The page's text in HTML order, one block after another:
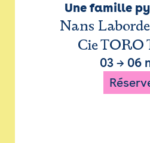
Une famille
Nans
Cie TORO
03 → 06